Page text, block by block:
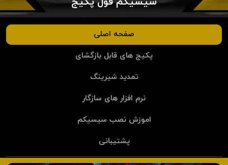
صفحه اصلی
پکیج های قابل بازگشای
تمدید شیرینگ
نرم افزار های سازگار
اموزش نصب سیسیکم
پشتیبانی